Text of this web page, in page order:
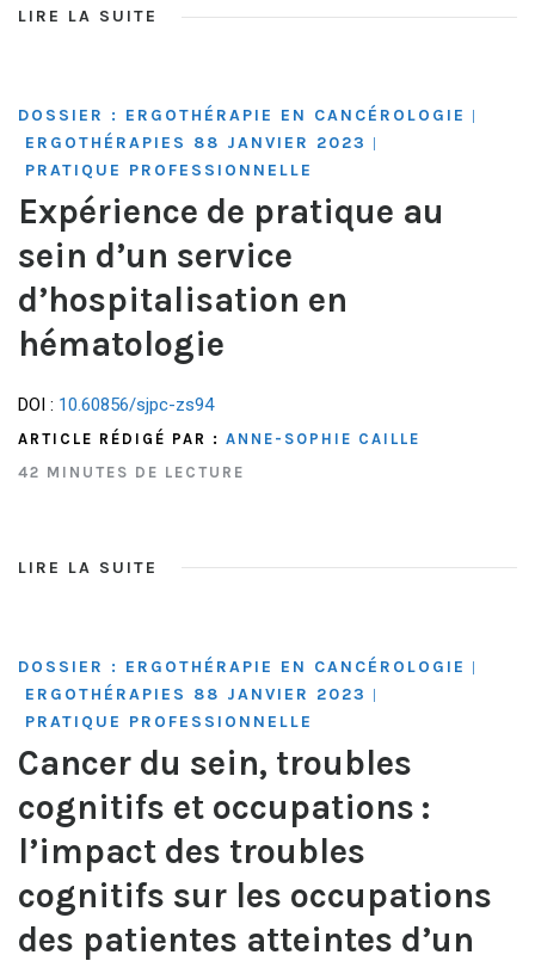
LIRE LA SUITE
DOSSIER : ERGOTHÉRAPIE EN CANCÉROLOGIE
ERGOTHÉRAPIES 88 JANVIER 2023
PRATIQUE PROFESSIONNELLE
Expérience de pratique au
sein d’un service
d’hospitalisation en
hématologie
DOI : 10.60856/sjpc-zs94
ARTICLE RÉDIGÉ PAR : ANNE-SOPHIE CAILLE
42 MINUTES DE LECTURE
LIRE LA SUITE
DOSSIER : ERGOTHÉRAPIE EN CANCÉROLOGIE |
ERGOTHÉRAPIES 88 JANVIER 2023 |
PRATIQUE PROFESSIONNELLE
Cancer du sein, troubles
cognitifs et occupations :
l’impact des troubles
cognitifs sur les occupations
des patientes atteintes d’un